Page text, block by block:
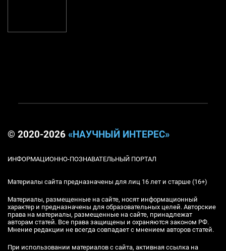
© 2020-2026 «НАУЧНЫЙ ИНТЕРЕС»
ИНФОРМАЦИОННО-ПОЗНАВАТЕЛЬНЫЙ ПОРТАЛ
Материалы сайта предназначены для лиц 16 лет и старше (16+)
Материалы, размещенные на сайте, носят информационный
характер и предназначены для образовательных целей. Авторские
права на материалы, размещенные на сайте, принадлежат
авторам статей. Все права защищены и охраняются законом РФ.
Мнение редакции не всегда совпадает с мнением авторов статей.
При использовании материалов с сайта, активная ссылка на